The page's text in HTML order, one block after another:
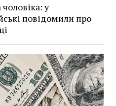
у
повідомили про